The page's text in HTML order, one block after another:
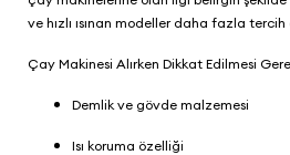
ve hızlı ısınan modeller daha fazla tercih
Çay Makinesi Alırken Dikkat Edilmesi
Demlik ve gövde malzemesi
Isı koruma özelliği